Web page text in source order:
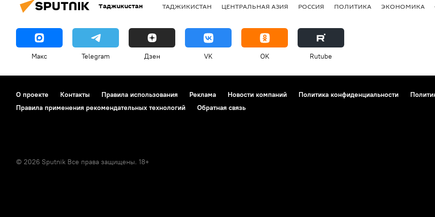
Таджикистан ТАДЖИКИСТАН ЦЕНТРАЛЬНАЯ АЗИЯ РОССИЯ ПОЛИТИКА ЭКОНОМИКА
Макс Telegram Дзен VK OK Rutube
О проекте Контакты Правила использования Реклама Новости компаний Политика конфиденциальности
Правила применения рекомендательных технологий
Обратная связь
© 2026 Sputnik Все права защищены. 18+